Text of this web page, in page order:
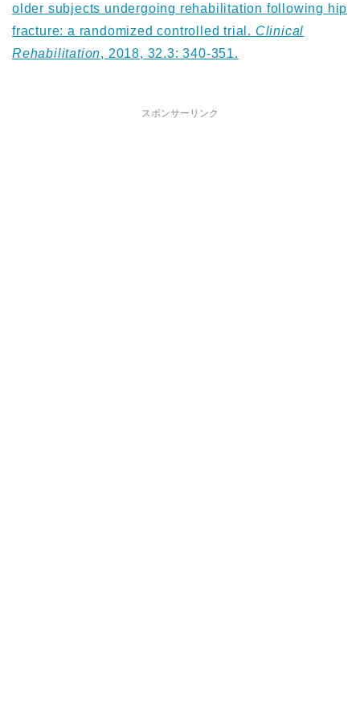
older subjects undergoing rehabilitation following hip
fracture: a randomized controlled trial. Clinical
Rehabilitation, 2018, 32.3: 340-351.
スポンサーリンク